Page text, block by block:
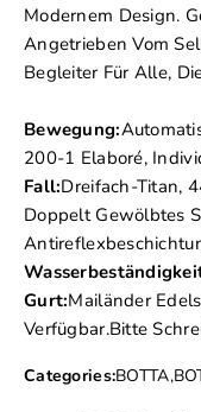
Modernem Design.
Angetrieben Vom
Begleiter Für Alle,
Bewegung:
200-1 Elaboré,
Fall:Dreifach-Titan,
Doppelt Gewölbtes
Gurt:Mailänder
Verfügbar.Bitte
Categories:BOTTA,